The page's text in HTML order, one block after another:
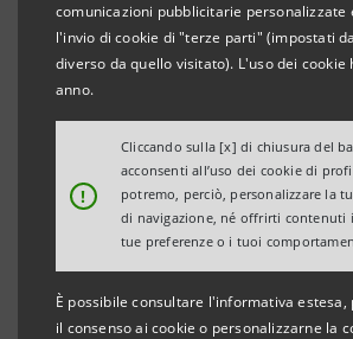
comunicazioni pubblicitarie personalizzate
l'invio di cookie di "terze parti" (impostati
diverso da quello visitato). L'uso dei cookie
anno.
!
Cliccando sulla [x] di chiusura del
acconsenti all’uso dei cookie di
potremo, perciò, personalizzare la
di navigazione, né offrirti contenuti
tue preferenze o i tuoi
È possibile consultare l'informativa
il consenso ai cookie o personalizzarne la
Database cifre
1trim.09
AGGIORNA
I dati qui contenuti hanno carattere
documenti ufficiali del Gruppo Intesa